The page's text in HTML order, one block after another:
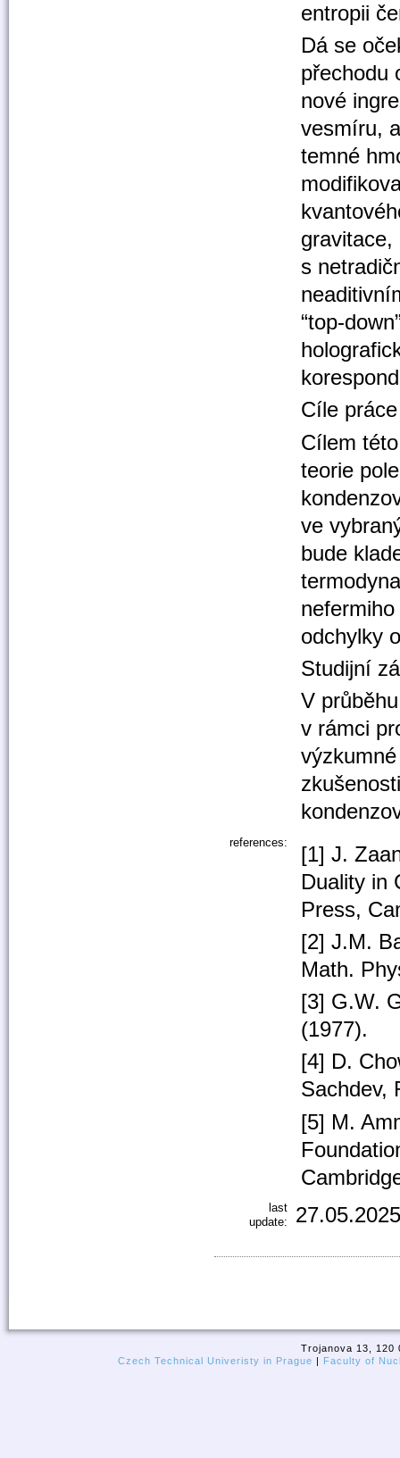
entropii
Dá se
přechodu
nové
vesmíru,
temné
s
“top-
Cíle práce
Cílem
teorie
ve
bude
odchylky
Studijní
V
v rámci
references:
[1] J.
Duality in
Press,
[2] J.M.
Math.
[3] G.W.
(1977).
[4] D.
Sachdev,
[5] M.
last
update:
Trojanova 13, 120
Czech Technical Univeristy in Prague
Faculty of